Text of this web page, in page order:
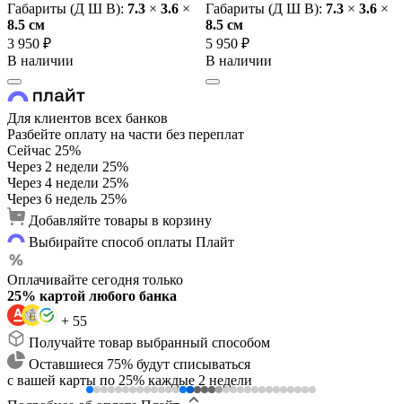
Габариты (Д Ш В): 7.3 × 3.6 ×
8.5 cм
3 950 ₽
В наличии
Габариты (Д Ш В): 7.3 × 3.6 ×
8.5 cм
5 950 ₽
В наличии
Для клиентов всех банков
Разбейте оплату на части без переплат
Сейчас 25%
Через 2 недели 25%
Через 4 недели 25%
Через 6 недель 25%
Добавляйте товары в корзину
Выбирайте способ оплаты Плайт
Оплачивайте сегодня только
25% картой любого банка
+ 55
Получайте товар выбранный способом
Оставшиеся 75% будут списываться
с вашей карты по 25% каждые 2 недели